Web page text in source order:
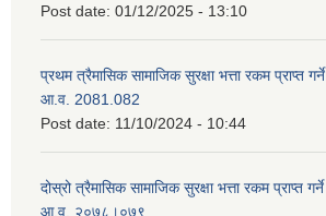
Post date: 01/12/2025 - 13:10
प्रथम त्रैमासिक सामाजिक सुरक्षा भत्ता रकम प्राप्त
आ.व. 2081.082
Post date: 11/10/2024 - 10:44
दोस्रो त्रैमासिक सामाजिक सुरक्षा भत्ता रकम प्राप्त
आ.व. २०७८।०७९